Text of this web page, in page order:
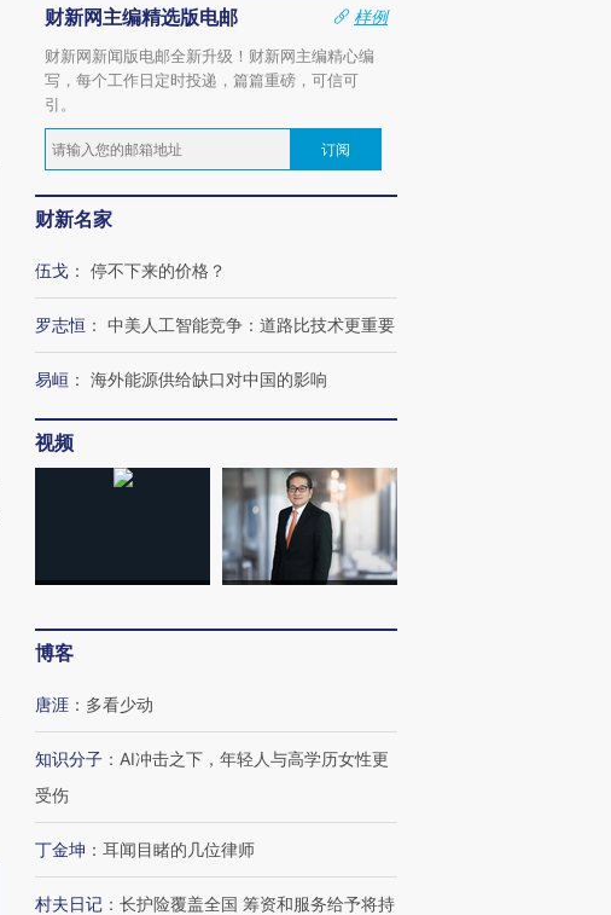
财新网主编精选版电邮
样例
财新网新闻版电邮全新升级！财新网主编精心编
写，每个工作日定时投递，篇篇重磅，可信可
引。
订阅
财新名家
伍戈 ： 停不下来的价格？
罗志恒 ： 中美人工智能竞争：道路比技术更重要
易峘 ： 海外能源供给缺口对中国的影响
视频
博客
唐涯 ： 多看少动
知识分子 ： AI冲击之下，年轻人与高学历女性更
受伤
丁金坤 ： 耳闻目睹的几位律师
村夫日记 ： 长护险覆盖全国 筹资和服务给予将持